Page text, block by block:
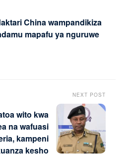
China wampandikiza
mapafu ya nguruwe
NEXT POST
wito kwa
na wafuasi
kampeni
kesho